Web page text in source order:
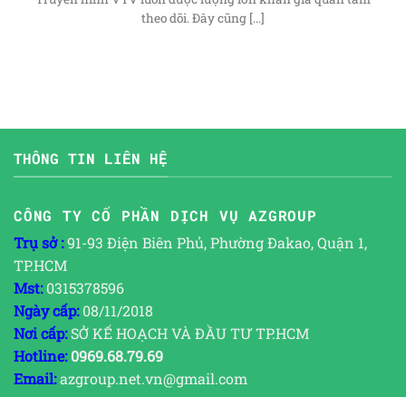
theo dõi. Đây cũng [...]
THÔNG TIN LIÊN HỆ
CÔNG TY CỔ PHẦN DỊCH VỤ AZGROUP
Trụ sở :91-93 Điện Biên Phủ, Phường Đakao, Quận 1,
TP.HCM
Mst:0315378596
Ngày cấp:08/11/2018
Nơi cấp:SỞ KẾ HOẠCH VÀ ĐẦU TƯ TP.HCM
Hotline: 0969.68.79.69
Email:azgroup.net.vn@gmail.com